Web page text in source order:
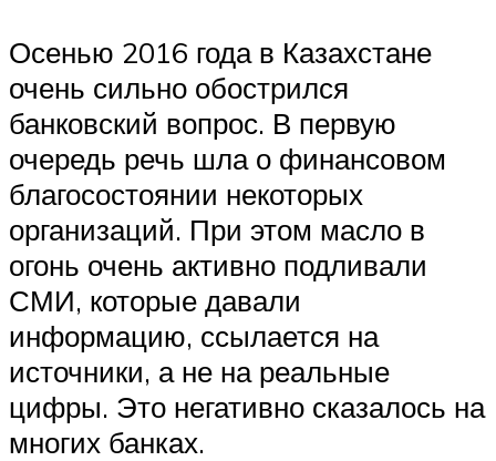
Осенью 2016 года в Казахстане
очень сильно обострился
банковский вопрос. В первую
очередь речь шла о финансовом
благосостоянии некоторых
организаций. При этом масло в
огонь очень активно подливали
СМИ, которые давали
информацию, ссылается на
источники, а не на реальные
цифры. Это негативно сказалось на
многих банках.